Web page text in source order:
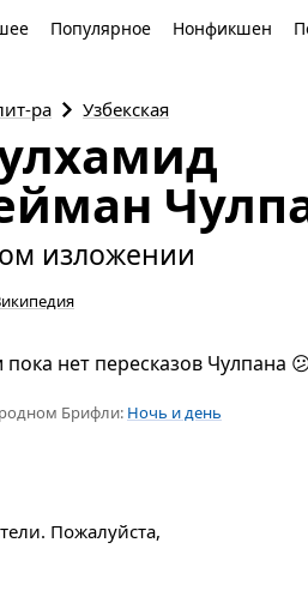
Популярное Нонфикшен
ра Узбекская
изложении
нет пересказов Чулпана
Брифли: Ночь и день
Пожалуйста,